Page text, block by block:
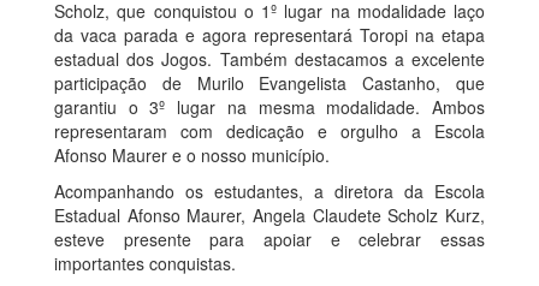
Scholz, que conquistou o 1º lugar na modalidade laço
da vaca parada e agora representará Toropi na etapa
estadual dos Jogos. Também destacamos a excelente
participação de Murilo Evangelista Castanho, que
garantiu o 3º lugar na mesma modalidade. Ambos
representaram com dedicação e orgulho a Escola
Afonso Maurer e o nosso município.
Acompanhando os estudantes, a diretora da Escola
Estadual Afonso Maurer, Angela Claudete Scholz Kurz,
esteve presente para apoiar e celebrar essas
importantes conquistas.